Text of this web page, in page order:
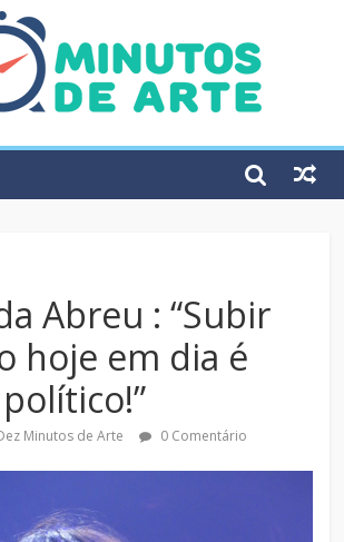
Abreu : “Subir
hoje em dia é
Minutos de Arte 0 Comentário